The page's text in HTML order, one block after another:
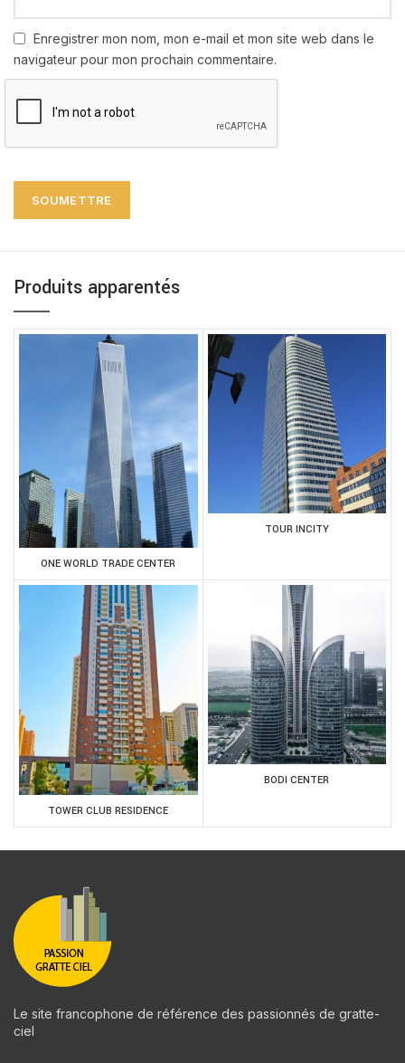
Enregistrer mon nom, mon e-mail et mon site web dans le
navigateur pour mon prochain commentaire.
Produits apparentés
ONE WORLD TRADE CENTER
TOUR INCITY
TOWER CLUB RESIDENCE
BODI CENTER
Le site francophone de référence des passionnés de gratte-
ciel